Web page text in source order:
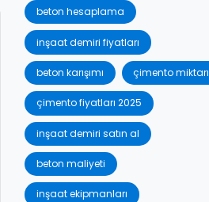
beton hesaplama
inşaat demiri fiyatları
beton karışımı çimento miktarı
çimento fiyatları 2025
inşaat demiri satın al
beton maliyeti
inşaat ekipmanları